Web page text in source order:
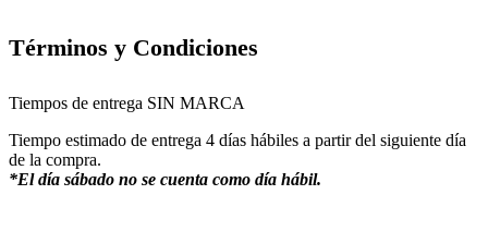
Términos y Condiciones
Tiempos de entrega SIN MARCA
Tiempo estimado de entrega 4 días hábiles a partir del siguiente día
de la compra.
*El día sábado no se cuenta como día hábil.